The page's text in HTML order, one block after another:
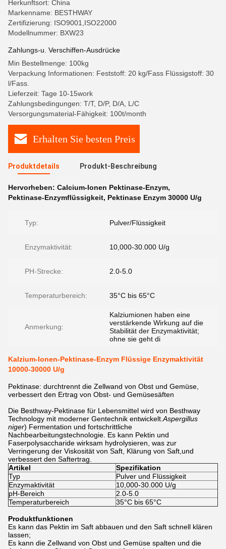
Herkunftsort: China
Markenname: BESTHWAY
Zertifizierung: ISO9001,ISO22000
Modellnummer: BXW23
Zahlungs-u. Verschiffen-Ausdrücke
Min Bestellmenge: 100kg
Verpackung Informationen: Feststoff: 20 kg/Fass Flüssigstoff: 30
l/Fass.
Lieferzeit: Tage 10-15work
Zahlungsbedingungen: T/T, D/P, D/A, L/C
Versorgungsmaterial-Fähigkeit: 100t/month
Erhalten Sie besten Preis
Produktdetails Produkt-Beschreibung
Hervorheben: Calcium-Ionen Pektinase-Enzym,
Pektinase-Enzymflüssigkeit, Pektinase Enzym 30000 U/g
Typ: Pulver/Flüssigkeit
Enzymaktivität: 10,000-30.000 U/g
PH-Strecke: 2.0-5.0
Temperaturbereich: 35°C bis 65°C
Anmerkung:
Kalziumionen haben eine
verstärkende Wirkung auf die
Stabilität der Enzymaktivität;
ohne sie geht di
Kalzium-Ionen-Pektinase-Enzym Flüssige Enzymaktivität
10000-30000 U/g
Pektinase: durchtrennt die Zellwand von Obst und Gemüse,
verbessert den Ertrag von Obst- und Gemüsesäften
Die Besthway-Pektinase für Lebensmittel wird von Besthway
Technology mit moderner Gentechnik entwickelt. Aspergillus
niger) Fermentation und fortschrittliche
Nachbearbeitungstechnologie. Es kann Pektin und
Faserpolysaccharide wirksam hydrolysieren, was zur
Verringerung der Viskosität von Saft, Klärung von Saft,und
verbessert den Saftertrag.
Artikel
Spezifikation
Typ
Pulver und Flüssigkeit
Enzymaktivität
10,000-30.000 U/g
pH-Bereich
2.0-5.0
Temperaturbereich
35°C bis 65°C
Produktfunktionen
Es kann das Pektin im Saft abbauen und den Saft schnell klären
lassen;
Es kann die Zellwand von Obst und Gemüse spalten und die